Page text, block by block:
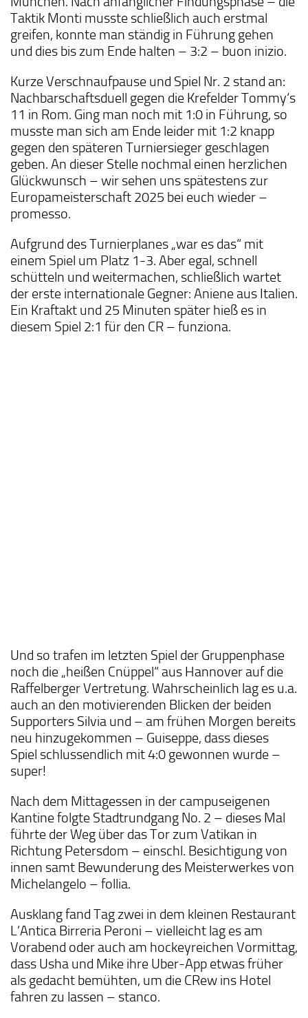
Taktik Monti musste schließlich auch erstmal
greifen, konnte man ständig in Führung gehen
und dies bis zum Ende halten – 3:2 – buon inizio.
Kurze Verschnaufpause und Spiel Nr. 2 stand an:
Nachbarschaftsduell gegen die Krefelder Tommy‘s
11 in Rom. Ging man noch mit 1:0 in Führung, so
musste man sich am Ende leider mit 1:2 knapp
gegen den späteren Turniersieger geschlagen
geben. An dieser Stelle nochmal einen herzlichen
Glückwunsch – wir sehen uns spätestens zur
Europameisterschaft 2025 bei euch wieder –
promesso.
Aufgrund des Turnierplanes „war es das“ mit
einem Spiel um Platz 1-3. Aber egal, schnell
schütteln und weitermachen, schließlich wartet
der erste internationale Gegner: Aniene aus Italien.
Ein Kraftakt und 25 Minuten später hieß es in
diesem Spiel 2:1 für den CR – funziona.
Und so trafen im letzten Spiel der Gruppenphase
noch die „heißen Cnüppel“ aus Hannover auf die
Raffelberger Vertretung. Wahrscheinlich lag es u.a.
auch an den motivierenden Blicken der beiden
Supporters Silvia und – am frühen Morgen bereits
neu hinzugekommen – Guiseppe, dass dieses
Spiel schlussendlich mit 4:0 gewonnen wurde –
super!
Nach dem Mittagessen in der campuseigenen
Kantine folgte Stadtrundgang No. 2 – dieses Mal
führte der Weg über das Tor zum Vatikan in
Richtung Petersdom – einschl. Besichtigung von
innen samt Bewunderung des Meisterwerkes von
Michelangelo – follia.
Ausklang fand Tag zwei in dem kleinen Restaurant
L’Antica Birreria Peroni – vielleicht lag es am
Vorabend oder auch am hockeyreichen Vormittag,
dass Usha und Mike ihre Uber-App etwas früher
als gedacht bemühten, um die CRew ins Hotel
fahren zu lassen – stanco.